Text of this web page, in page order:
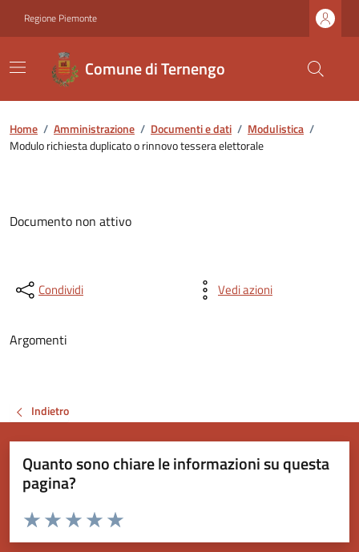
Regione Piemonte
Comune di Ternengo
Home / Amministrazione / Documenti e dati / Modulistica /
Modulo richiesta duplicato o rinnovo tessera elettorale
Documento non attivo
Condividi Vedi azioni
Argomenti
Indietro
Quanto sono chiare le informazioni su questa
pagina?
Valuta da 1 a 5 stelle la pagina
Valuta 5 stelle su 5
Valuta 4 stelle su 5
Valuta 3 stelle su 5
Valuta 2 stelle su 5
Valuta 1 stelle su 5